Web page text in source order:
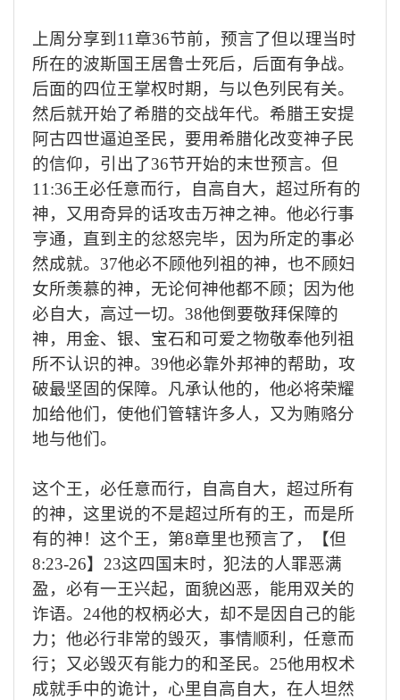
上周分享到 11章36节前，预言了但以理当时
所在的波斯国王居鲁士死后，后面有争战。
后面的四位王掌权时期，与以色列民有关。
然后就开始了希腊的交战年代。希腊王安提
阿古四世逼迫圣民，要用希腊化改变神子民
的信仰，引出了36节开始的末世预言。但
11:36王必任意而行，自高自大，超过所有的
神，又用奇异的话攻击万神之神。他必行事
亨通，直到主的忿怒完毕，因为所定的事必
然成就。 37他必不顾他列祖的神，也不顾妇
女所羡慕的神，无论何神他都不顾；因为他
必自大，高过一切。 38他倒要敬拜保障的
神，用金、银、宝石和可爱之物敬奉他列祖
所不认识的神。 39他必靠外邦神的帮助，攻
破最坚固的保障。凡承认他的，他必将荣耀
加给他们，使他们管辖许多人，又为贿赂分
地与他们。
这个王，必任意而行，自高自大，超过所有
的神，这里说的不是超过所有的王，而是所
有的神！这个王，第8章里也预言了，【但
8:23-26】 23这四国末时，犯法的人罪恶满
盈，必有一王兴起，面貌凶恶，能用双关的
诈语。 24他的权柄必大，却不是因自己的能
力；他必行非常的毁灭，事情顺利，任意而
行；又必毁灭有能力的和圣民。 25他用权术
成就手中的诡计，心里自高自大，在人坦然